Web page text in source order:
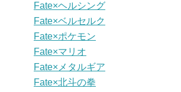
Fate×ヘルシング
Fate×ベルセルク
Fate×ポケモン
Fate×マリオ
Fate×メタルギア
Fate×北斗の拳